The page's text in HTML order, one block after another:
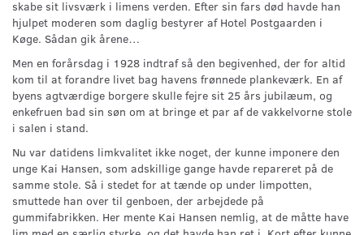
skabe sit livsværk i limens verden. Efter sin fars død havde han
hjulpet moderen som daglig bestyrer af Hotel Postgaarden i
Køge. Sådan gik årene…
Men en forårsdag i 1928 indtraf så den begivenhed, der for altid
kom til at forandre livet bag havens frønnede plankeværk. En af
byens agtværdige borgere skulle fejre sit 25 års jubilæum, og
enkefruen bad sin søn om at bringe et par af de vakkelvorne stole
i salen i stand.
Nu var datidens limkvalitet ikke noget, der kunne imponere den
unge Kai Hansen, som adskillige gange havde repareret på de
samme stole. Så i stedet for at tænde op under limpotten,
smuttede han over til genboen, der arbejdede på
gummifabrikken. Her mente Kai Hansen nemlig, at de måtte have